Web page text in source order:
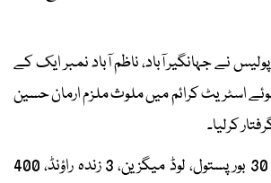
نے جہانگیر آباد، ناظم آباد نمبر ایک کے
اسٹریٹ کرائم میں ملوث ملزم ارمان حسین
کرلیا۔
ملزم کے قبضے سے 30 بور پستول، لوڈ میگزین، 3 زندہ راؤنڈ، 400